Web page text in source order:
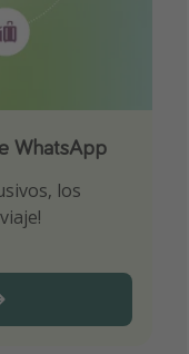
WhatsApp
los
chollazos
Telegram!
para